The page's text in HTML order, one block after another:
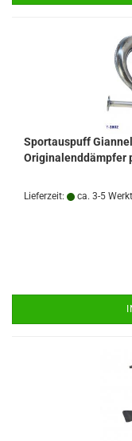
Sportauspuff
Originalenddämpfer
Lieferzeit: ca. 3-5